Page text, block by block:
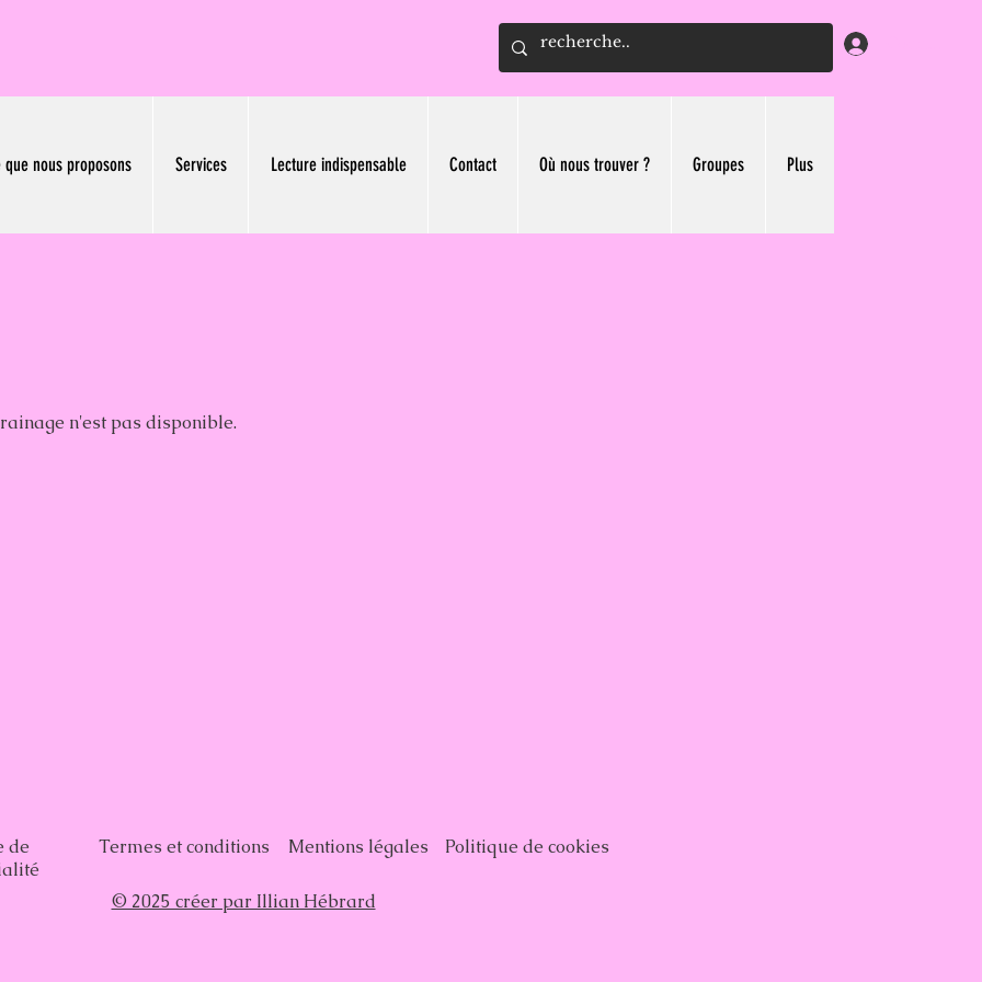
que nous proposons Services Lecture indispensable Contact Où nous trouver ? Groupes Plus
n'est pas disponible.
de
Termes et conditions Mentions légales Politique de cookies
© 2025 créer par Illian Hébrard